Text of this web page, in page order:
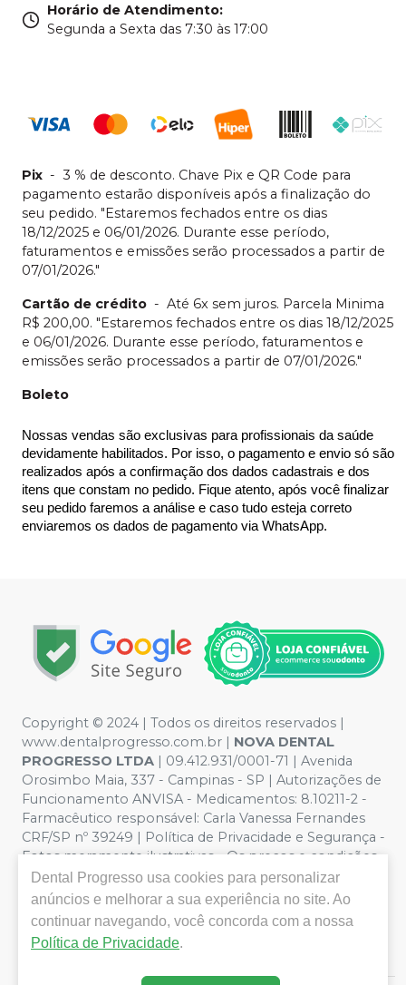
Horário de Atendimento:
Segunda a Sexta das 7:30 às 17:00
Pix - 3 % de desconto. Chave Pix e QR Code para
pagamento estarão disponíveis após a finalização do
seu pedido. "Estaremos fechados entre os dias
18/12/2025 e 06/01/2026. Durante esse período,
faturamentos e emissões serão processados a partir de
07/01/2026."
Cartão de crédito - Até 6x sem juros. Parcela Minima
R$ 200,00. "Estaremos fechados entre os dias 18/12/2025
e 06/01/2026. Durante esse período, faturamentos e
emissões serão processados a partir de 07/01/2026."
Boleto
Nossas vendas são exclusivas para profissionais da saúde
devidamente habilitados. Por isso, o pagamento e envio só são
realizados após a confirmação dos dados cadastrais e dos
itens que constam no pedido. Fique atento, após você finalizar
seu pedido faremos a análise e caso tudo esteja correto
enviaremos os dados de pagamento via WhatsApp.
Copyright © 2024 | Todos os direitos reservados |
www.dentalprogresso.com.br | NOVA DENTAL
PROGRESSO LTDA | 09.412.931/0001-71 | Avenida
Orosimbo Maia, 337 - Campinas - SP | Autorizações de
Funcionamento ANVISA - Medicamentos: 8.10211-2 -
Farmacêutico responsável: Carla Vanessa Fernandes
CRF/SP nº 39249 | Política de Privacidade e Segurança -
Fotos meramente ilustrativas - Os preços e condições
da loja virtual estão sujeitos a alterações. Em caso de
divergência de preços no site, o valor válido é o do
Carrinho de Compra. Não vendemos por atacado por
isso nos reservamos o direito de não atender compras
de grandes volumes pelo site.
Dental Progresso usa cookies para personalizar
anúncios e melhorar a sua experiência no site. Ao
continuar navegando, você concorda com a nossa
Política de Privacidade.